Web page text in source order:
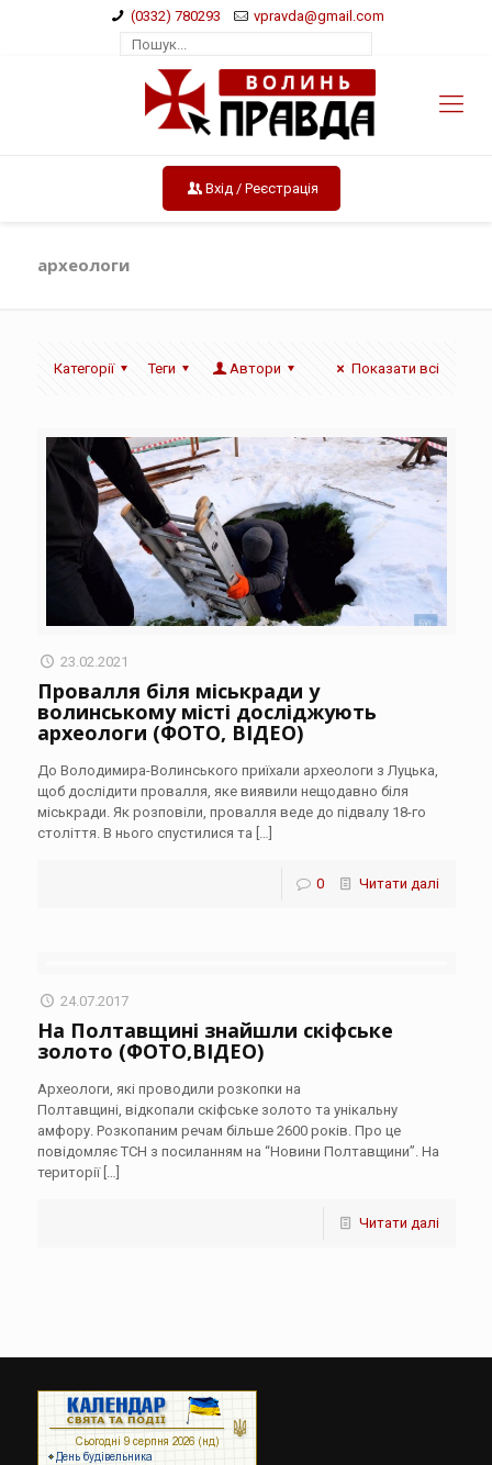
(0332) 780293 vpravda@gmail.com
Вхід / Реєстрація
археологи
Категорії Теги Автори Показати всі
23.02.2021
Провалля біля міськради у
волинському місті досліджують
археологи (ФОТО, ВІДЕО)
До Володимира-Волинського приїхали археологи з Луцька,
щоб дослідити провалля, яке виявили нещодавно біля
міськради. Як розповіли, провалля веде до підвалу 18-го
століття. В нього спустилися та […]
0 Читати далі
24.07.2017
На Полтавщині знайшли скіфське
золото (ФОТО,ВІДЕО)
Археологи, які проводили розкопки на
Полтавщині, відкопали скіфське золото та унікальну
амфору. Розкопаним речам більше 2600 років. Про це
повідомляє ТСН з посиланням на “Новини Полтавщини”. На
території[…]
Читати далі